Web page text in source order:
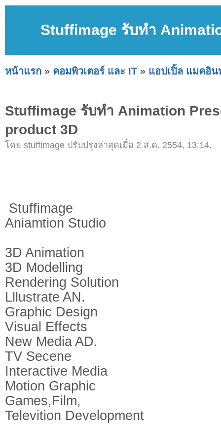
Stuffimage รับทำ
หน้าแรก » คอมพิวเตอร์ และ IT » แอปเปิ้ล แมคอิ
Stuffimage รับทำ Animation
product 3D
โดย stuffimage ปรับปรุงล่าสุดเมื่อ 2 ส.ค. 2554, 13:14.
Stuffimage
Aniamtion Studio
3D Animation
3D Modelling
Rendering Solution
Lllustrate AN.
Graphic Design
Visual Effects
New Media AD.
TV Secene
Interactive Media
Motion Graphic
Games,Film,
Televition Development